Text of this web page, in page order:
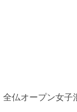
全仏オープン女子